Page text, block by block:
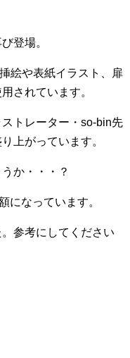
登場。
絵や表紙イラスト、扉
されています。
トレーター・so-bin先
上がっています。
か・・・？
になっています。
参考にしてください